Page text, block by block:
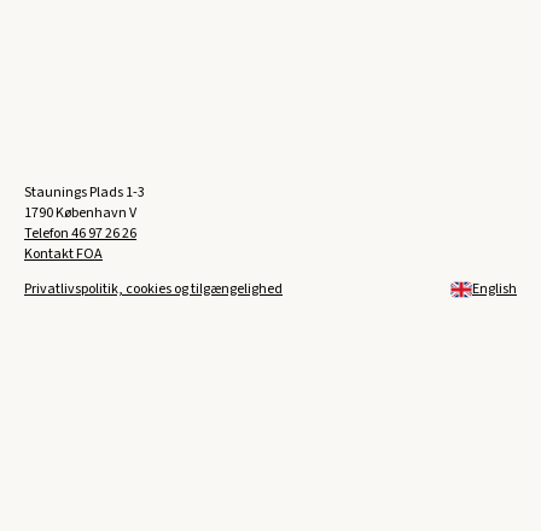
Staunings Plads 1-3
1790 København V
Telefon46 97 26 26
Kontakt FOA
Privatlivspolitik, cookies og tilgængelighed
English